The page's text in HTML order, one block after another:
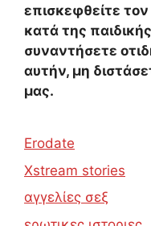
επισκεφθείτε
κατά της
συναντήσετε
αυτήν, μη
μας.
Erodate
Xstream stories
αγγελίες σεξ